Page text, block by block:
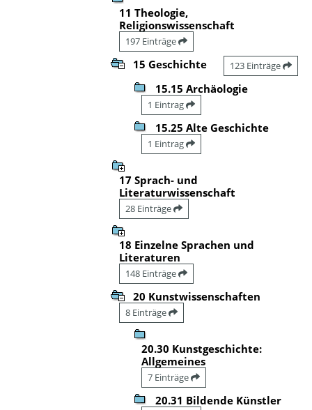
11 Theologie,
Religionswissenschaft
197 Einträge
15 Geschichte 123 Einträge
15.15 Archäologie
1 Eintrag
15.25 Alte Geschichte
1 Eintrag
17 Sprach- und
Literaturwissenschaft
28 Einträge
18 Einzelne Sprachen und
Literaturen
148 Einträge
20 Kunstwissenschaften
8 Einträge
20.30 Kunstgeschichte:
Allgemeines
7 Einträge
20.31 Bildende Künstler